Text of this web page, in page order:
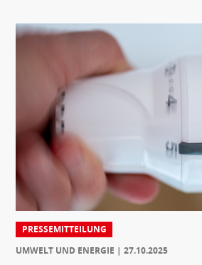
PRESSEMITTEILUNG
UMWELT UND ENERGIE
27.10.2025